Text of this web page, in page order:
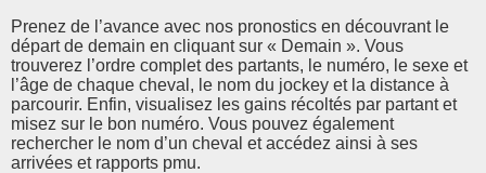
Prenez de l’avance avec nos pronostics en découvrant le
départ de demain en cliquant sur « Demain ». Vous
trouverez l’ordre complet des partants, le numéro, le sexe et
l’âge de chaque cheval, le nom du jockey et la distance à
parcourir. Enfin, visualisez les gains récoltés par partant et
misez sur le bon numéro. Vous pouvez également
rechercher le nom d’un cheval et accédez ainsi à ses
arrivées et rapports pmu.